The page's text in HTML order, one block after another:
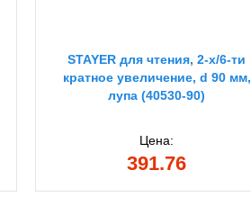
STAYER для чтения, 2-х/6-ти
кратное увеличение, d 90 мм,
лупа (40530-90)
Цена:
391.76